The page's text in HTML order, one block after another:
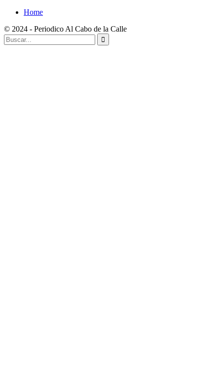
Home
© 2024 - Periodico Al Cabo de la Calle